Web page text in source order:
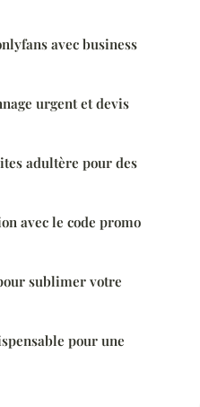
avec business
urgent et devis
adultère pour des
avec le code promo
sublimer votre
pour une